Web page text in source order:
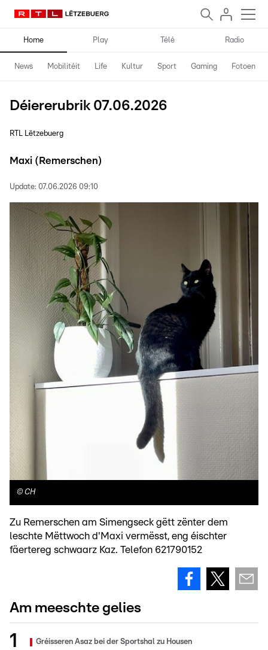
Home Play Télé Radio
News Mobilitéit Life Kultur Sport Gaming Fotoen
Déiererubrik 07.06.2026
RTL Lëtzebuerg
Maxi (Remerschen)
Update: 07.06.2026 09:10
© CH
Zu Remerschen am Simengseck gëtt zënter dem
leschte Mëttwoch d'Maxi vermësst, eng éischter
fäertereg schwaarz Kaz. Telefon 621790152
Am meeschte gelies
Gréisseren Asaz bei der Sportshal zu Housen